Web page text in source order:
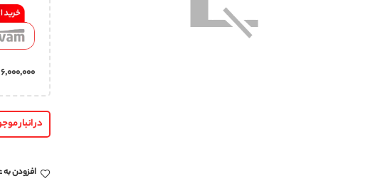
۶,۰۰۰,۰۰۰
در انبار
افزودن به